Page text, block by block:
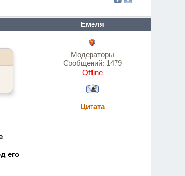
Емеля
его
Модераторы
Сообщений: 1479
Offline
Цитата